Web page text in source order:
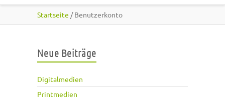
Startseite / Benutzerkonto
Neue Beiträge
Digitalmedien
Printmedien